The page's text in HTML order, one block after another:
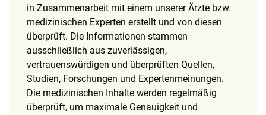
in Zusammenarbeit mit einem unserer Ärzte bzw.
medizinischen Experten erstellt und von diesen
überprüft. Die Informationen stammen
ausschließlich aus zuverlässigen,
vertrauenswürdigen und überprüften Quellen,
Studien, Forschungen und Expertenmeinungen.
Die medizinischen Inhalte werden regelmäßig
überprüft, um maximale Genauigkeit und